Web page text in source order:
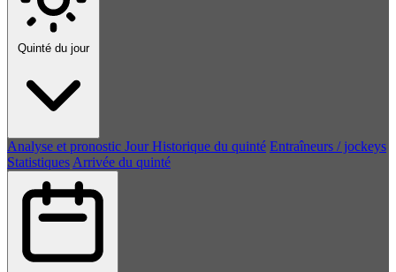
Quinté du jour
Analyse et pronostic Jour Historique du quinté Entraîneurs / jockeys
Statistiques Arrivée du quinté